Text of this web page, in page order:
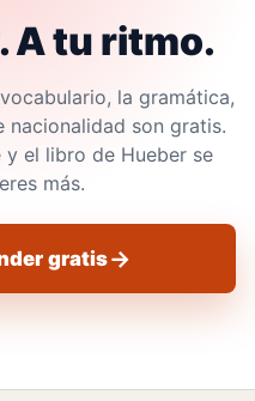
A tu ritmo.
la gramática,
nacionalidad son gratis.
el libro de Hueber se
más.
gratis